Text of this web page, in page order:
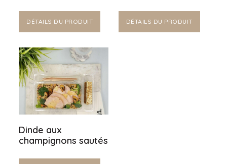
DÉTAILS DU PRODUIT DÉTAILS DU PRODUIT
Dinde aux
champignons sautés